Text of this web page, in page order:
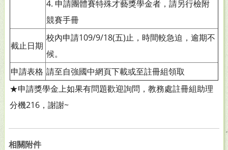
4. 申請團體賽特殊才藝獎學金者，請另行檢附
競賽手冊
截止日期
校內申請109/9/18(五)止，時間較急迫，逾期不
候。
申請表格 請至自強國中網頁下載或至註冊組領取
★申請獎學金上如果有問題歡迎詢問，教務處註冊組助理
分機216，謝謝~
相關附件